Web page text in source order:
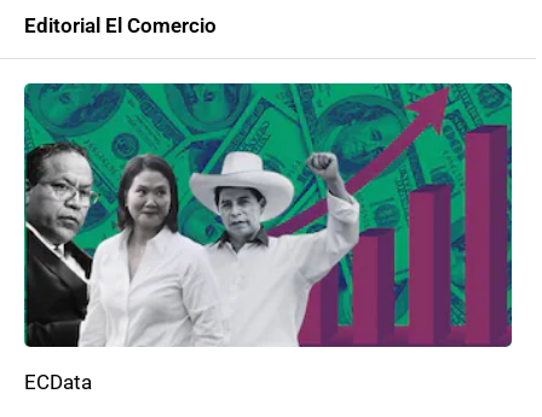
Editorial El Comercio
ECData